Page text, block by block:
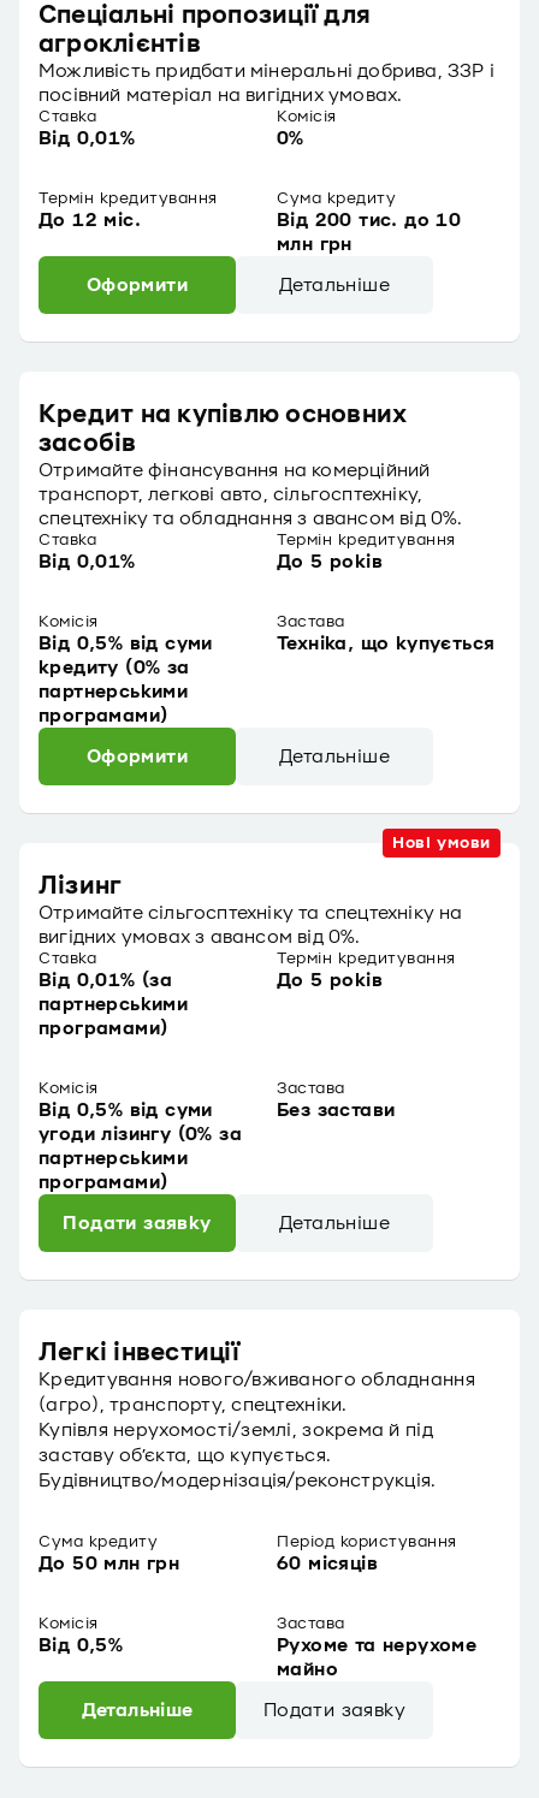
Спеціальні пропозиції для
агроклієнтів
Можливість придбати мінеральні добрива, ЗЗР і
посівний матеріал на вигідних умовах.
Ставка
Від 0,01%
Комісія
0%
Термін кредитування
До 12 міс.
Сума кредиту
Від 200 тис. до 10
млн грн
Оформити
Детальніше
Кредит на купівлю основних
засобів
Отримайте фінансування на комерційний
транспорт, легкові авто, сільгосптехніку,
спецтехніку та обладнання з авансом від 0%.
Ставка
Від 0,01%
Термін кредитування
До 5 років
Комісія
Від 0,5% від суми
кредиту (0% за
партнерськими
програмами)
Застава
Техніка, що купується
Оформити Детальніше
Нові умови
Лізинг
Отримайте сільгосптехніку та спецтехніку на
вигідних умовах з авансом від 0%.
Ставка
Від 0,01% (за
партнерськими
програмами)
Термін кредитування
До 5 років
Комісія
Від 0,5% від суми
угоди лізингу (0% за
партнерськими
програмами)
Застава
Без застави
Подати заявку Детальніше
Легкі інвестиції
Кредитування нового/вживаного обладнання
(агро), транспорту, спецтехніки.
Купівля нерухомості/землі, зокрема й під
заставу об’єкта, що купується.
Будівництво/модернізація/реконструкція.
Сума кредиту
До 50 млн грн
Період користування
60 місяців
Комісія
Від 0,5%
Застава
Рухоме та нерухоме
майно
Детальніше
Подати заявку